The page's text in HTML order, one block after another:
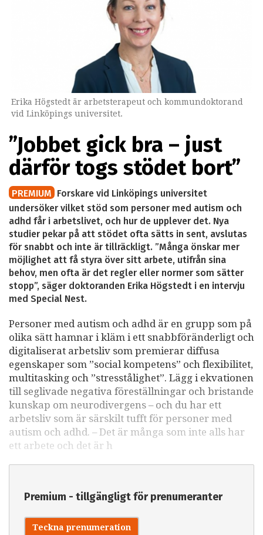
Erika Högstedt är arbetsterapeut och kommundoktorand
vid Linköpings universitet.
”Jobbet gick bra – just
därför togs stödet bort”
PREMIUM Forskare vid Linköpings universitet
undersöker vilket stöd som personer med autism och
adhd får i arbetslivet, och hur de upplever det. Nya
studier pekar på att stödet ofta sätts in sent, avslutas
för snabbt och inte är tillräckligt. ”Många önskar mer
möjlighet att få styra över sitt arbete, utifrån sina
behov, men ofta är det regler eller normer som sätter
stopp”, säger doktoranden Erika Högstedt i en intervju
med Special Nest.
Personer med autism och adhd är en grupp som på
olika sätt hamnar i kläm i ett snabbföränderligt och
digitaliserat arbetsliv som premierar diffusa
egenskaper som ”social kompetens” och flexibilitet,
multitasking och ”stresstålighet”. Lägg i ekvationen
till seglivade negativa föreställningar och bristande
kunskap om neurodivergens – och du har ett
arbetsliv som är särskilt tufft för personer med
autism och adhd. – Det är många som inte alls har
ett arbete och det är h
Premium - tillgängligt för prenumeranter
Teckna prenumeration